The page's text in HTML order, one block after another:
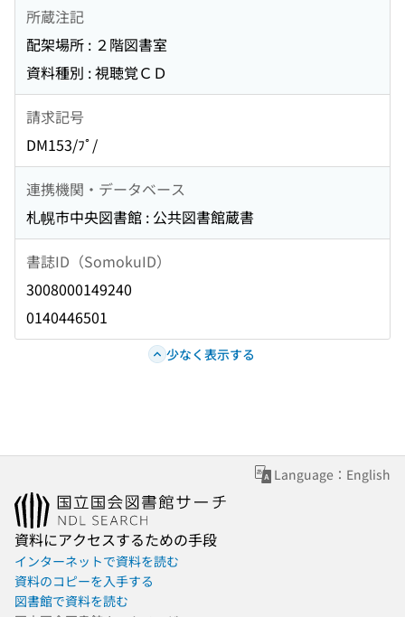
所蔵注記
配架場所 : ２階図書室
資料種別 : 視聴覚ＣＤ
請求記号
DM153/ﾌﾟ/
連携機関・データベース
札幌市中央図書館 : 公共図書館蔵書
書誌ID（SomokuID）
3008000149240
0140446501
少なく表示する
Language：English
資料にアクセスするための手段
インターネットで資料を読む
資料のコピーを入手する
図書館で資料を読む